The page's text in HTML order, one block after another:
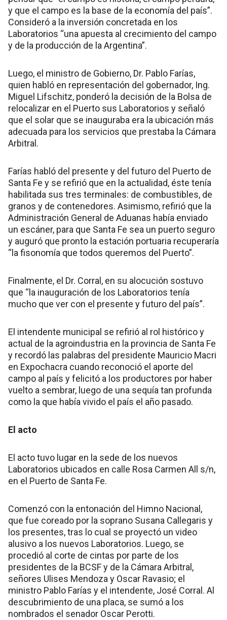
y que el campo es la base de la economía del país”.
Consideró a la inversión concretada en los
Laboratorios “una apuesta al crecimiento del campo
y de la producción de la Argentina”.
Luego, el ministro de Gobierno, Dr. Pablo Farías,
quien habló en representación del gobernador, Ing.
Miguel Lifschitz, ponderó la decisión de la Bolsa de
relocalizar en el Puerto sus Laboratorios y señaló
que el solar que se inauguraba era la ubicación más
adecuada para los servicios que prestaba la Cámara
Arbitral.
Farías habló del presente y del futuro del Puerto de
Santa Fe y se refirió que en la actualidad, éste tenía
habilitada sus tres terminales: de combustibles, de
granos y de contenedores. Asimismo, refirió que la
Administración General de Aduanas había enviado
un escáner, para que Santa Fe sea un puerto seguro
y auguró que pronto la estación portuaria recuperaría
“la fisonomía que todos queremos del Puerto”.
Finalmente, el Dr. Corral, en su alocución sostuvo
que “la inauguración de los Laboratorios tenía
mucho que ver con el presente y futuro del país”.
El intendente municipal se refirió al rol histórico y
actual de la agroindustria en la provincia de Santa Fe
y recordó las palabras del presidente Mauricio Macri
en Expochacra cuando reconoció el aporte del
campo al país y felicitó a los productores por haber
vuelto a sembrar, luego de una sequía tan profunda
como la que había vivido el país el año pasado.
El acto
El acto tuvo lugar en la sede de los nuevos
Laboratorios ubicados en calle Rosa Carmen All s/n,
en el Puerto de Santa Fe.
Comenzó con la entonación del Himno Nacional,
que fue coreado por la soprano Susana Callegaris y
los presentes, tras lo cual se proyectó un video
alusivo a los nuevos Laboratorios. Luego, se
procedió al corte de cintas por parte de los
presidentes de la BCSF y de la Cámara Arbitral,
señores Ulises Mendoza y Oscar Ravasio; el
ministro Pablo Farías y el intendente, José Corral. Al
descubrimiento de una placa, se sumó a los
nombrados el senador Oscar Perotti.